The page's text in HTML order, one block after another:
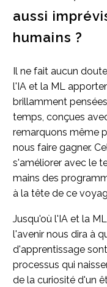
aussi
humains ?
Il ne fait aucun
l'IA et la ML
brillamment
temps, conçues
remarquons même
nous faire gagner.
s'améliorer avec le
mains des
à la tête de ce
Jusqu'où l'IA et la
l'avenir nous dira à
d'apprentissage
processus qui
de la curiosité d'un